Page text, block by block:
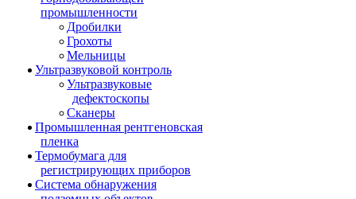
промышленности
Дробилки
Грохоты
Мельницы
Ультразвуковой контроль
Ультразвуковые
дефектоскопы
Сканеры
Промышленная рентгеновская
пленка
Термобумага для
регистрирующих приборов
Система обнаружения